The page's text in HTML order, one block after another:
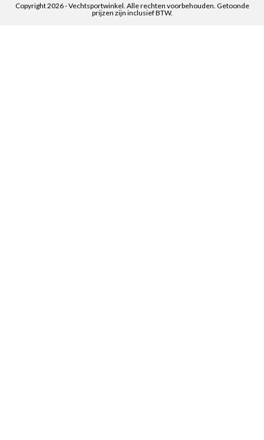
Copyright 2026 - Vechtsportwinkel. Alle rechten voorbehouden. Getoonde
prijzen zijn inclusief BTW.